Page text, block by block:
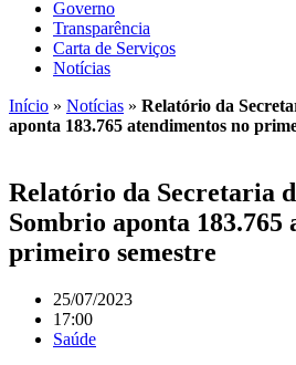
Governo
Transparência
Carta de Serviços
Notícias
Início » Notícias » Relatório da
aponta 183.765 atendimentos no
Relatório da Secretaria
Sombrio aponta 183.765
primeiro semestre
25/07/2023
17:00
Saúde